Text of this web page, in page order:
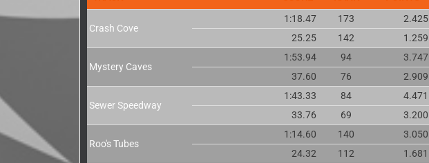
Crash Cove
1:18.47 173 2.425
25.25
142 1.259
Mystery Caves
1:53.94 94 3.747
37.60
76 2.909
Sewer Speedway
1:43.33 84 4.471
33.76
69 3.200
Roo's Tubes
1:14.60 140 3.050
24.32
112 1.681